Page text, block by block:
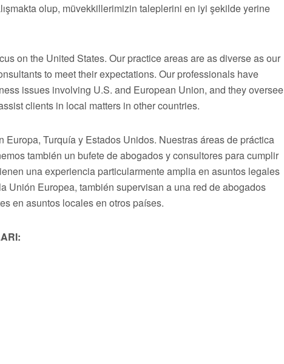
olup, müvekkillerimizin taleplerini en iyi şekilde yerine
on the United States. Our practice areas are as diverse as our
to meet their expectations. Our professionals have
issues involving U.S. and European Union, and they oversee
clients in local matters in other countries.
Turquía y Estados Unidos. Nuestras áreas de práctica
también un bufete de abogados y consultores para cumplir
una experiencia particularmente amplia en asuntos legales
Unión Europea, también supervisan a una red de abogados
en asuntos locales en otros países.